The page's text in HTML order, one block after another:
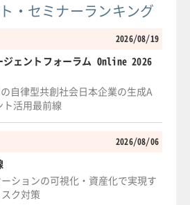
・セミナーランキング
2026/08/19
ェントフォーラム Online 2026
自律型共創社会日本企業の生成A
活用最前線
2026/08/06
ションの可視化・資産化で実現す
ク対策